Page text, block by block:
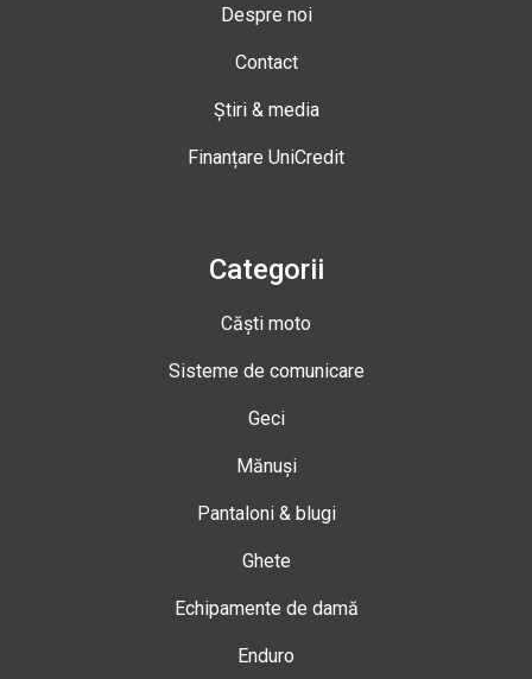
Despre noi
Contact
Știri & media
Finanțare UniCredit
Categorii
Căști moto
Sisteme de comunicare
Geci
Mănuși
Pantaloni & blugi
Ghete
Echipamente de damă
Enduro